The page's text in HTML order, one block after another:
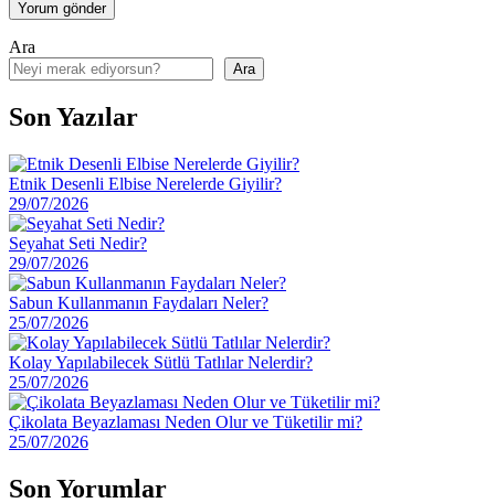
Ara
Ara
Son Yazılar
Etnik Desenli Elbise Nerelerde Giyilir?
29/07/2026
Seyahat Seti Nedir?
29/07/2026
Sabun Kullanmanın Faydaları Neler?
25/07/2026
Kolay Yapılabilecek Sütlü Tatlılar Nelerdir?
25/07/2026
Çikolata Beyazlaması Neden Olur ve Tüketilir mi?
25/07/2026
Son Yorumlar